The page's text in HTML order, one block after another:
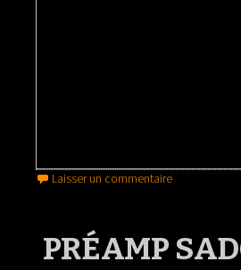
Laisser un commentaire
PRÉAMP